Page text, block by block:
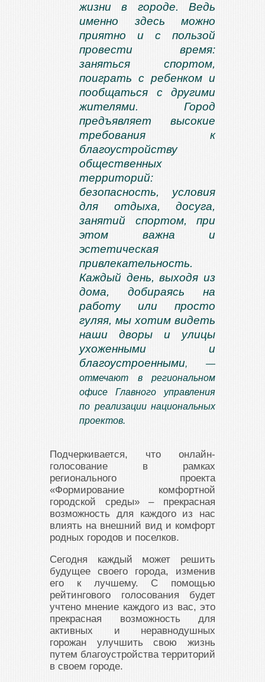
жизни в городе. Ведь
именно здесь можно
приятно и с пользой
провести время:
заняться спортом,
поиграть с ребенком и
пообщаться с другими
жителями. Город
предъявляет высокие
требования к
благоустройству
общественных
территорий:
безопасность, условия
для отдыха, досуга,
занятий спортом, при
этом важна и
эстетическая
привлекательность.
Каждый день, выходя из
дома, добираясь на
работу или просто
гуляя, мы хотим видеть
наши дворы и улицы
ухоженными и
благоустроенными, —
отмечают в региональном
офисе Главного управления
по реализации национальных
проектов.
Подчеркивается, что онлайн-
голосование в рамках
регионального проекта
«Формирование комфортной
городской среды» – прекрасная
возможность для каждого из нас
влиять на внешний вид и комфорт
родных городов и поселков.
Сегодня каждый может решить
будущее своего города, изменив
его к лучшему. С помощью
рейтингового голосования будет
учтено мнение каждого из вас, это
прекрасная возможность для
активных и неравнодушных
горожан улучшить свою жизнь
путем благоустройства территорий
в своем городе.